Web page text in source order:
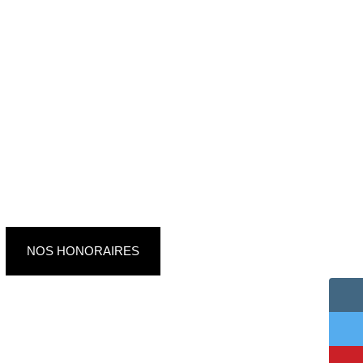
NOS HONORAIRES